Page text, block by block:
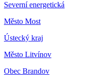
Severní energetická
Město Most
Ústecký kraj
Město Litvínov
Obec Brandov